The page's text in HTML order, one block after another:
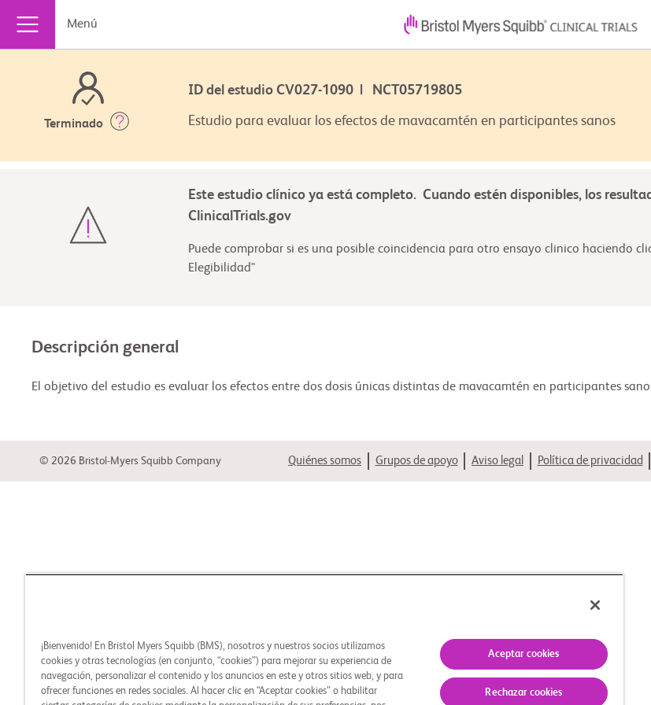
Menú
Terminado
ID del estudio CV027-1090 | NCT05719805
Estudio para evaluar los efectos de mavacamtén en participantes sanos
Este estudio clínico ya está completo. Cuando estén disponibles, los
ClinicalTrials.gov
Puede comprobar si es una posible coincidencia para otro ensayo clinico haciendo
Elegibilidad"
Descripción general
El objetivo del estudio es evaluar los efectos entre dos dosis únicas distintas de mavacamtén en participantes
© 2026 Bristol-Myers Squibb Company Quiénes somos Grupos de apoyo Aviso legal Política de privacidad
¡Bienvenido! En Bristol Myers Squibb (BMS), nosotros y nuestros socios utilizamos
cookies y otras tecnologías (en conjunto, “cookies”) para mejorar su experiencia de
navegación, personalizar el contenido y los anuncios en este y otros sitios web, y para
ofrecer funciones en redes sociales. Al hacer clic en “Aceptar cookies” o habilitar
Aceptar cookies
Rechazar cookies